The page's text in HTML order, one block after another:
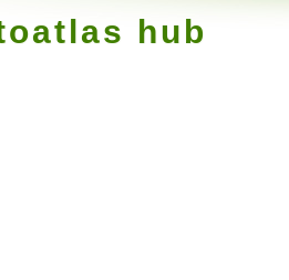
hub